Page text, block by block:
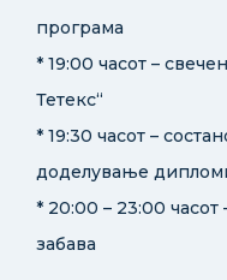
програма
* 19:00 часот –
Тетекс“
* 19:30 часот –
доделување
* 20:00 – 23:00
забава